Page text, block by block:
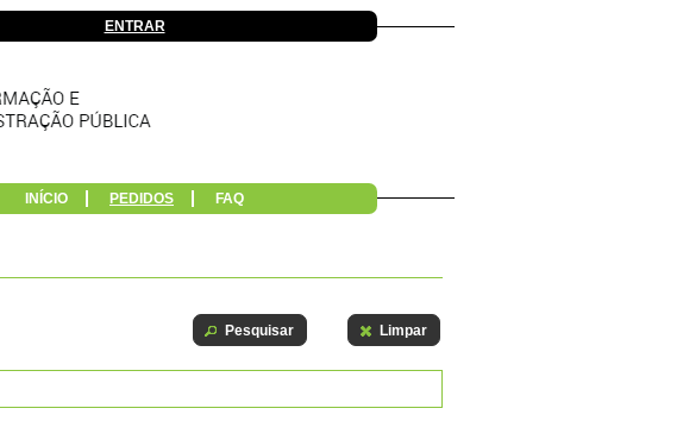
ENTRAR
INÍCIO PEDIDOS FAQ
Pesquisar Limpar